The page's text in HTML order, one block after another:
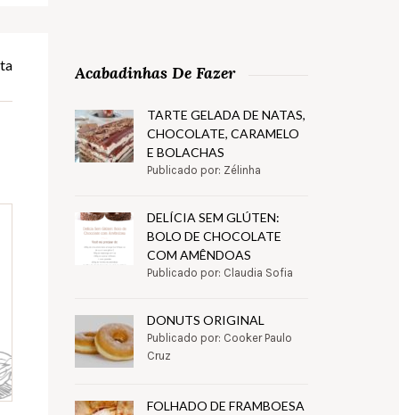
Acabadinhas De Fazer
TARTE GELADA DE NATAS,
CHOCOLATE, CARAMELO
E BOLACHAS
Publicado por: Zélinha
DELÍCIA SEM GLÚTEN:
BOLO DE CHOCOLATE
COM AMÊNDOAS
Publicado por: Claudia Sofia
DONUTS ORIGINAL
Publicado por: Cooker Paulo
Cruz
FOLHADO DE FRAMBOESA